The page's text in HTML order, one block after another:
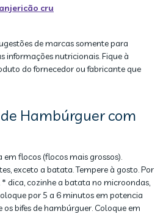
cru
de marcas somente para
informações nutricionais. Fique à
do fornecedor ou fabricante que
Hambúrguer com
flocos (flocos mais grossos).
exceto a batata. Tempere à gosto. Por
dica, cozinhe a batata no microondas,
por 5 a 6 minutos em potencia
bifes de hambúrguer. Coloque em